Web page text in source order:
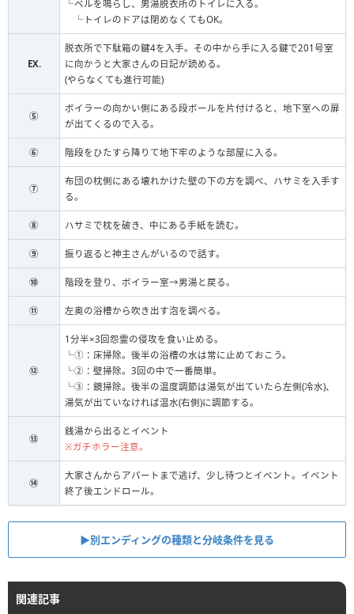
└ベルを鳴らし、男湯脱衣所のトイレに入る。
└トイレのドアは閉めなくてもOK。
EX.
脱衣所で下駄箱の鍵4を入手。その中から手に入る鍵で201号室
に向かうと大家さんの日記が読める。
(やらなくても進行可能)
⑤
ボイラーの向かい側にある段ボールを片付けると、地下室への扉
が出てくるので入る。
⑥ 階段をひたすら降りて地下牢のような部屋に入る。
⑦
布団の枕側にある壊れかけた壁の下の方を調べ、ハサミを入手す
る。
⑧ ハサミで枕を破き、中にある手紙を読む。
⑨ 振り返ると神主さんがいるので話す。
⑩ 階段を登り、ボイラー室→男湯と戻る。
⑪ 左奥の浴槽から吹き出す泡を調べる。
⑫
1分半×3回怨霊の侵攻を食い止める。
└①：床掃除。後半の浴槽の水は常に止めておこう。
└②：壁掃除。3回の中で一番簡単。
└③：鏡掃除。後半の温度調節は湯気が出ていたら左側(冷水)、
湯気が出ていなければ温水(右側)に調節する。
⑬
銭湯から出るとイベント
※ガチホラー注意。
⑭
大家さんからアパートまで逃げ、少し待つとイベント。イベント
終了後エンドロール。
▶︎別エンディングの種類と分岐条件を見る
関連記事